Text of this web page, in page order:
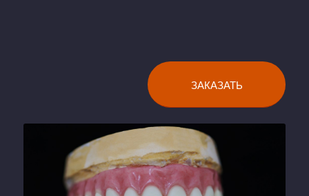
ЗАКАЗАТЬ